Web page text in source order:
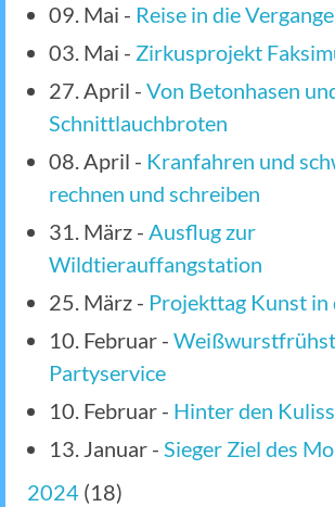
09. Mai - Reise in die
03. Mai - Zirkusprojekt
27. April - Von Betonhasen
Schnittlauchbroten
08. April - Kranfahren und
rechnen und schreiben
31. März - Ausflug zur
Wildtierauffangstation
25. März - Projekttag Kunst in
10. Februar -
Partyservice
10. Februar - Hinter den
13. Januar - Sieger Ziel des
2024 (18)